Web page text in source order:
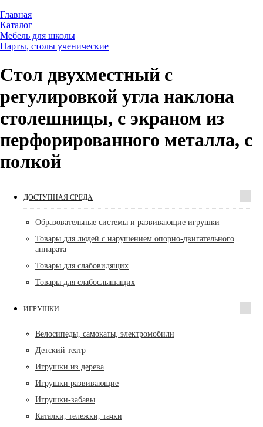
Главная
Каталог
Мебель для школы
Парты, столы ученические
Стол двухместный с
регулировкой угла наклона
столешницы, с экраном из
перфорированного металла, с
полкой
ДОСТУПНАЯ СРЕДА
Образовательные системы и развивающие игрушки
Товары для людей с нарушением опорно-двигательного
аппарата
Товары для слабовидящих
Товары для слабослышащих
ИГРУШКИ
Велосипеды, самокаты, электромобили
Детский театр
Игрушки из дерева
Игрушки развивающие
Игрушки-забавы
Каталки, тележки, тачки